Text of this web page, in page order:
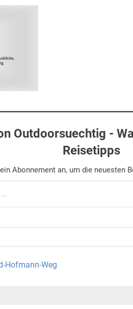
Outdoorsuechtig -
Reisetipps
Abonnement an, um die neuesten
Hofmann-Weg